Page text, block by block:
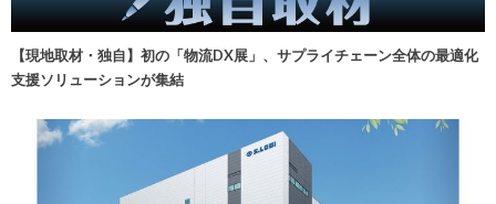
【現地取材・独自】初の「物流DX展」、サプライチェーン全体の最適化
支援ソリューションが集結